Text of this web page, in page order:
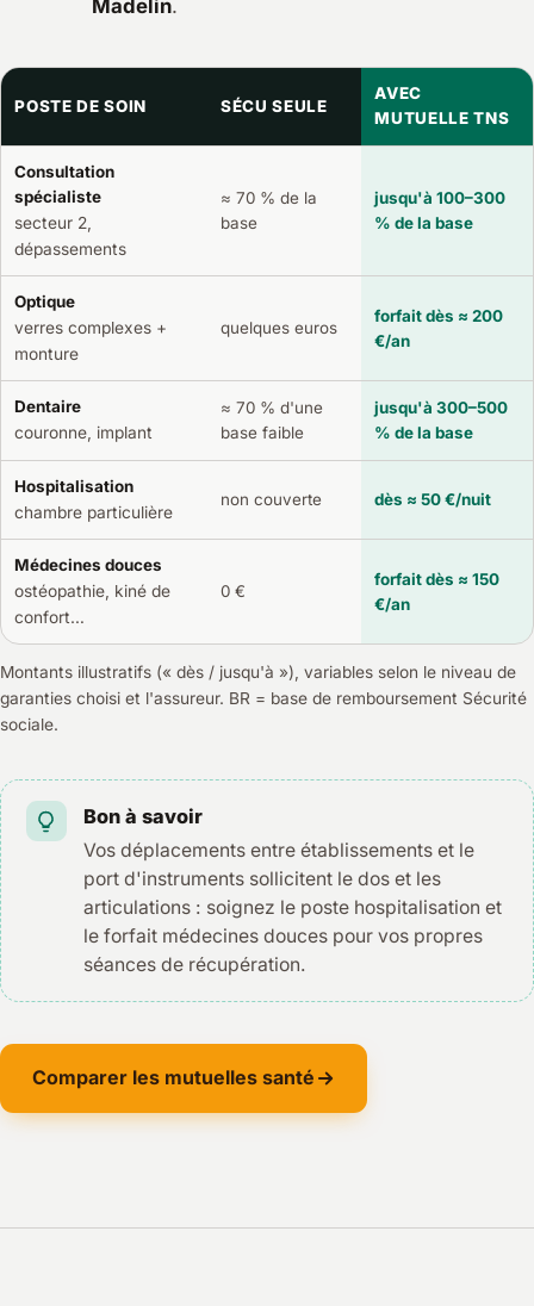
Madelin.
POSTE DE SOIN SÉCU SEULE
AVEC
MUTUELLE TNS
Consultation
spécialiste
secteur 2,
dépassements
≈ 70 % de la
base
jusqu'à 100–300
% de la base
Optique
verres complexes +
monture
quelques euros
forfait dès ≈ 200
€/an
Dentaire
couronne, implant
≈ 70 % d'une
base faible
jusqu'à 300–500
% de la base
Hospitalisation
chambre particulière
non couverte dès ≈ 50 €/nuit
Médecines douces
ostéopathie, kiné de
confort…
0 €
forfait dès ≈ 150
€/an
Montants illustratifs (« dès / jusqu'à »), variables selon le niveau de
garanties choisi et l'assureur. BR = base de remboursement Sécurité
sociale.
Bon à savoir
Vos déplacements entre établissements et le
port d'instruments sollicitent le dos et les
articulations : soignez le poste hospitalisation et
le forfait médecines douces pour vos propres
séances de récupération.
Comparer les mutuelles santé